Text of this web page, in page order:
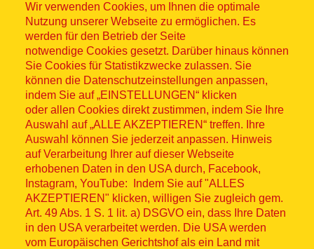
Wir verwenden Cookies, um Ihnen die optimale
Nutzung unserer Webseite zu ermöglichen. Es
werden für den Betrieb der Seite
notwendige Cookies gesetzt. Darüber hinaus können
Sie Cookies für Statistikzwecke zulassen. Sie
können die Datenschutzeinstellungen anpassen,
indem Sie auf „EINSTELLUNGEN“ klicken
oder allen Cookies direkt zustimmen, indem Sie Ihre
Auswahl auf „ALLE AKZEPTIEREN“ treffen. Ihre
Auswahl können Sie jederzeit anpassen. Hinweis
auf Verarbeitung Ihrer auf dieser Webseite
erhobenen Daten in den USA durch, Facebook,
Instagram, YouTube: Indem Sie auf "ALLES
AKZEPTIEREN" klicken, willigen Sie zugleich gem.
Art. 49 Abs. 1 S. 1 lit. a) DSGVO ein, dass Ihre Daten
in den USA verarbeitet werden. Die USA werden
vom Europäischen Gerichtshof als ein Land mit
Sitemap
© ASB 2026
Fußzeilenmenü
Impressum
Datenschutz
Kontakt